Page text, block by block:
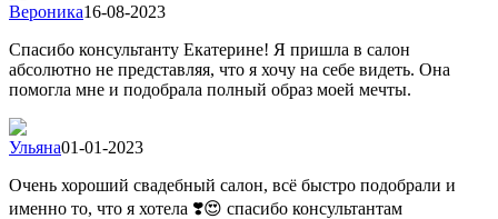
Вероника16-08-2023
Спасибо консультанту Екатерине! Я пришла в салон
абсолютно не представляя, что я хочу на себе видеть. Она
помогла мне и подобрала полный образ моей мечты.
Ульяна01-01-2023
Очень хороший свадебный салон, всё быстро подобрали и
именно то, что я хотела ❣️😍 спасибо консультантам